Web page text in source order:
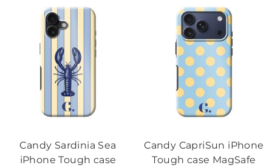
Candy Sardinia Sea
iPhone Tough case
Candy CapriSun iPhone
Tough case MagSafe